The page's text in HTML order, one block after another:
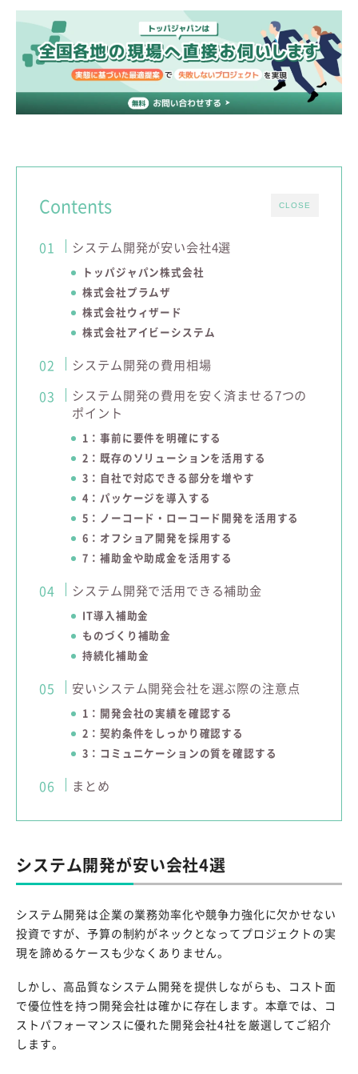
CLOSE
Contents
システム開発が安い会社4選
トッパジャパン株式会社
株式会社プラムザ
株式会社ウィザード
株式会社アイビーシステム
システム開発の費用相場
システム開発の費用を安く済ませる7つの
ポイント
1：事前に要件を明確にする
2：既存のソリューションを活用する
3：自社で対応できる部分を増やす
4：パッケージを導入する
5：ノーコード・ローコード開発を活用する
6：オフショア開発を採用する
7：補助金や助成金を活用する
システム開発で活用できる補助金
IT導入補助金
ものづくり補助金
持続化補助金
安いシステム開発会社を選ぶ際の注意点
1：開発会社の実績を確認する
2：契約条件をしっかり確認する
3：コミュニケーションの質を確認する
まとめ
システム開発が安い会社4選
システム開発は企業の業務効率化や競争力強化に欠かせない
投資ですが、予算の制約がネックとなってプロジェクトの実
現を諦めるケースも少なくありません。
しかし、高品質なシステム開発を提供しながらも、コスト面
で優位性を持つ開発会社は確かに存在します。本章では、コ
ストパフォーマンスに優れた開発会社4社を厳選してご紹介
します。